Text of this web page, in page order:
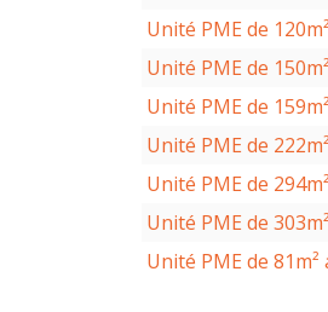
Unité PME de
Unité PME de 150m²
Unité PME de
Unité PME de 222m²
Unité PME de 294m²
Unité PME de 303m²
Unité PME de 81m²